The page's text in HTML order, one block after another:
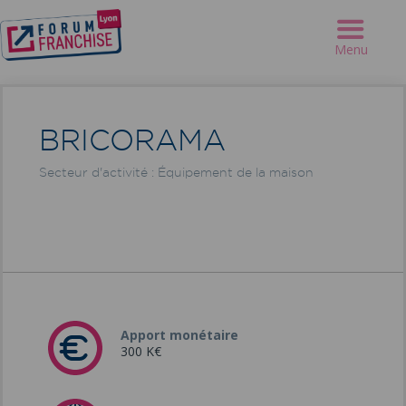
Forum Franchise Lyon>
BRICORAMA
Secteur d'activité : Équipement de la maison
Apport monétaire
300 K€
Menu